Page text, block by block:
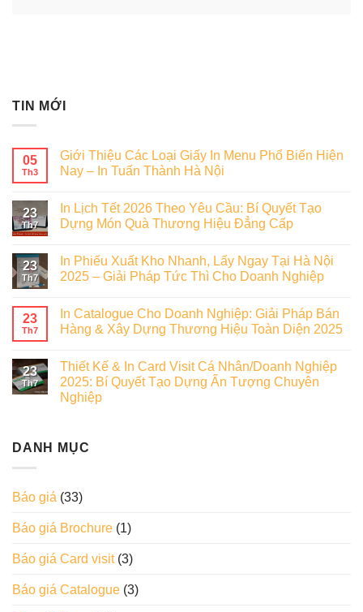
TIN MỚI
05
Th3
Giới Thiệu Các Loại Giấy In Menu Phổ Biến Hiện
Nay – In Tuấn Thành Hà Nội
23
Th7
In Lịch Tết 2026 Theo Yêu Cầu: Bí Quyết Tạo
Dựng Món Quà Thương Hiệu Đẳng Cấp
23
Th7
In Phiếu Xuất Kho Nhanh, Lấy Ngay Tại Hà Nội
2025 – Giải Pháp Tức Thì Cho Doanh Nghiệp
23
Th7
In Catalogue Cho Doanh Nghiệp: Giải Pháp Bán
Hàng & Xây Dựng Thương Hiệu Toàn Diện 2025
23
Th7
Thiết Kế & In Card Visit Cá Nhân/Doanh Nghiệp
2025: Bí Quyết Tạo Dựng Ấn Tượng Chuyên
Nghiệp
DANH MỤC
Báo giá (33)
Báo giá Brochure (1)
Báo giá Card visit(3)
Báo giá Catalogue (3)